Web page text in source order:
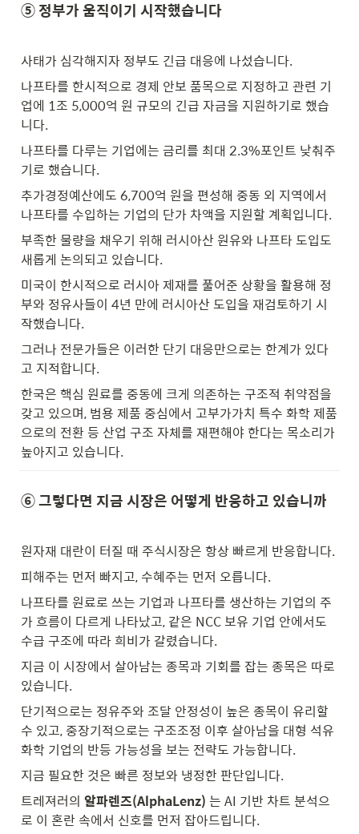
⑤ 정부가 움직이기 시작했습니다
사태가 심각해지자 정부도 긴급 대응에 나섰습니다.
나프타를 한시적으로 경제 안보 품목으로 지정하고 관련 기
업에 1조 5,000억 원 규모의 긴급 자금을 지원하기로 했습
니다.
나프타를 다루는 기업에는 금리를 최대 2.3%포인트 낮춰주
기로 했습니다.
추가경정예산에도 6,700억 원을 편성해 중동 외 지역에서
나프타를 수입하는 기업의 단가 차액을 지원할 계획입니다.
부족한 물량을 채우기 위해 러시아산 원유와 나프타 도입도
새롭게 논의되고 있습니다.
미국이 한시적으로 러시아 제재를 풀어준 상황을 활용해 정
부와 정유사들이 4년 만에 러시아산 도입을 재검토하기 시
작했습니다.
그러나 전문가들은 이러한 단기 대응만으로는 한계가 있다
고 지적합니다.
한국은 핵심 원료를 중동에 크게 의존하는 구조적 취약점을
갖고 있으며, 범용 제품 중심에서 고부가가치 특수 화학 제품
으로의 전환 등 산업 구조 자체를 재편해야 한다는 목소리가
높아지고 있습니다.
⑥ 그렇다면 지금 시장은 어떻게 반응하고 있습니까
원자재 대란이 터질 때 주식시장은 항상 빠르게 반응합니다.
피해주는 먼저 빠지고, 수혜주는 먼저 오릅니다.
나프타를 원료로 쓰는 기업과 나프타를 생산하는 기업의 주
가 흐름이 다르게 나타났고, 같은 NCC 보유 기업 안에서도
수급 구조에 따라 희비가 갈렸습니다.
지금 이 시장에서 살아남는 종목과 기회를 잡는 종목은 따로
있습니다.
단기적으로는 정유주와 조달 안정성이 높은 종목이 유리할
수 있고, 중장기적으로는 구조조정 이후 살아남을 대형 석유
화학 기업의 반등 가능성을 보는 전략도 가능합니다.
지금 필요한 것은 빠른 정보와 냉정한 판단입니다.
트레져러의 알파렌즈(AlphaLenz) 는 AI 기반 차트 분석으
로 이 혼란 속에서 신호를 먼저 잡아드립니다.